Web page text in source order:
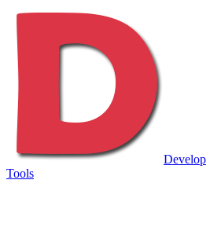
Develop
Tools